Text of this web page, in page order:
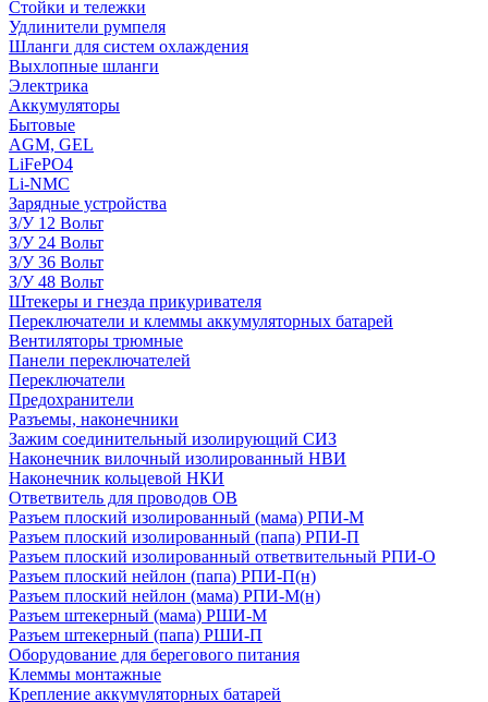
Стойки и тележки
Удлинители румпеля
Шланги для систем охлаждения
Выхлопные шланги
Электрика
Аккумуляторы
Бытовые
AGM, GEL
LiFePO4
Li-NMC
Зарядные устройства
З/У 12 Вольт
З/У 24 Вольт
З/У 36 Вольт
З/У 48 Вольт
Штекеры и гнезда прикуривателя
Переключатели и клеммы аккумуляторных батарей
Вентиляторы трюмные
Панели переключателей
Переключатели
Предохранители
Разъемы, наконечники
Зажим соединительный изолирующий СИЗ
Наконечник вилочный изолированный НВИ
Наконечник кольцевой НКИ
Ответвитель для проводов ОВ
Разъем плоский изолированный (мама) РПИ-М
Разъем плоский изолированный (папа) РПИ-П
Разъем плоский изолированный ответвительный РПИ-О
Разъем плоский нейлон (папа) РПИ-П(н)
Разъем плоский нейлон (мама) РПИ-М(н)
Разъем штекерный (мама) РШИ-М
Разъем штекерный (папа) РШИ-П
Оборудование для берегового питания
Клеммы монтажные
Крепление аккумуляторных батарей